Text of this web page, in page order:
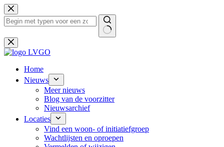
Ga
naar
de
Geen
resultaten
Home
Nieuws
Meer nieuws
Blog van de voorzitter
Nieuwsarchief
Locaties
Vind een woon- of initiatiefgroep
Wachtlijsten en oproepen